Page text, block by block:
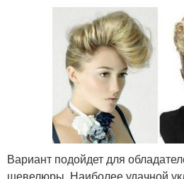
Вариант подойдет для